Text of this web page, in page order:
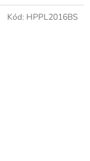
Kód: HPPL2016BS